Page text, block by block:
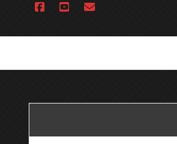
facebook
youtubeemail